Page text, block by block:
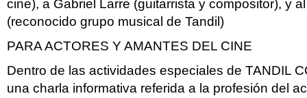
cine), a Gabriel Larre (guitarrista y compositor), y
(reconocido grupo musical de Tandil)
PARA ACTORES Y AMANTES DEL CINE
Dentro de las actividades especiales de TANDIL
una charla informativa referida a la profesión del